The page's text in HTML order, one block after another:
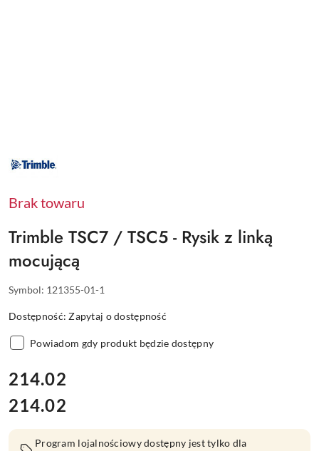
NAZWA
PRODUCENTA:
Brak towaru
Trimble TSC7 / TSC5 - Rysik z linką
mocującą
Symbol: 121355-01-1
Dostępność:Zapytaj o dostępność
Powiadom gdy produkt będzie dostępny
cena:
214.02
Cena:
214.02
Program lojalnościowy dostępny jest tylko dla